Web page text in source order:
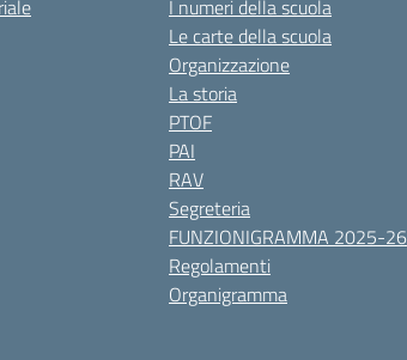
I numeri della scuola
Le carte della scuola
Organizzazione
La storia
PTOF
PAI
RAV
Segreteria
FUNZIONIGRAMMA 2025-26
Regolamenti
Organigramma